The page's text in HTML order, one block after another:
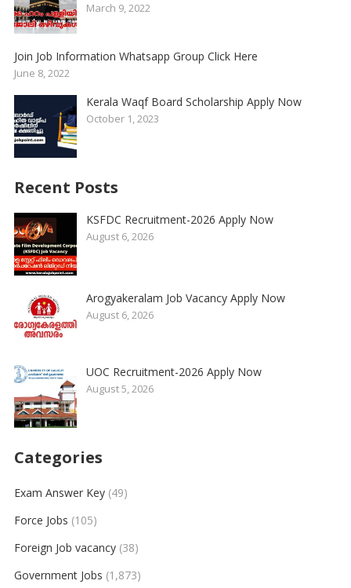
March 9, 2022
Join Job Information Whatsapp Group Click Here
June 8, 2022
Kerala Waqf Board Scholarship Apply Now
October 1, 2023
Recent Posts
KSFDC Recruitment-2026 Apply Now
August 6, 2026
Arogyakeralam Job Vacancy Apply Now
August 6, 2026
UOC Recruitment-2026 Apply Now
August 5, 2026
Categories
Exam Answer Key(49)
Force Jobs (105)
Foreign Job vacancy(38)
Government Jobs (1,873)